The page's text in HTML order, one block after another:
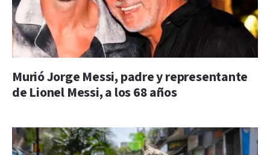
Murió Jorge Messi, padre y representante
de Lionel Messi, a los 68 años